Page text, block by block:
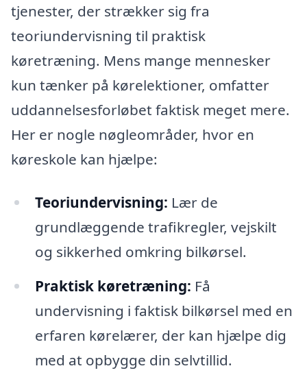
tjenester, der strækker sig fra
teoriundervisning til praktisk
køretræning. Mens mange mennesker
kun tænker på kørelektioner, omfatter
uddannelsesforløbet faktisk meget mere.
Her er nogle nøgleområder, hvor en
køreskole kan hjælpe:
Teoriundervisning: Lær de
grundlæggende trafikregler, vejskilt
og sikkerhed omkring bilkørsel.
Praktisk køretræning: Få
undervisning i faktisk bilkørsel med en
erfaren kørelærer, der kan hjælpe dig
med at opbygge din selvtillid.